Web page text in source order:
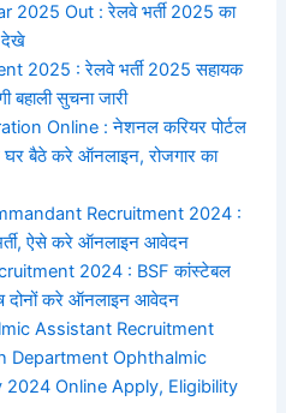
2025 Out : रेलवे भर्ती 2025 का
देखे
2025 : रेलवे भर्ती 2025 सहायक
बहाली सुचना जारी
Online : नेशनल करियर पोर्टल
बैठे करे ऑनलाइन, रोजगार का
Recruitment 2024 :
ऐसे करे ऑनलाइन आवेदन
2024 : BSF कांस्टेबल
दोनों करे ऑनलाइन आवेदन
Assistant Recruitment
Department Ophthalmic
Online Apply, Eligibility